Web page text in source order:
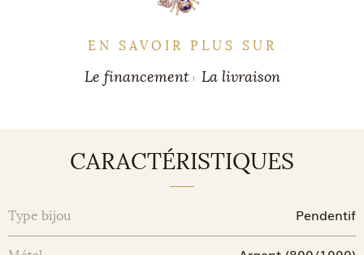
EN SAVOIR PLUS SUR
Le financement La livraison
CARACTÉRISTIQUES
Type bijou Pendentif